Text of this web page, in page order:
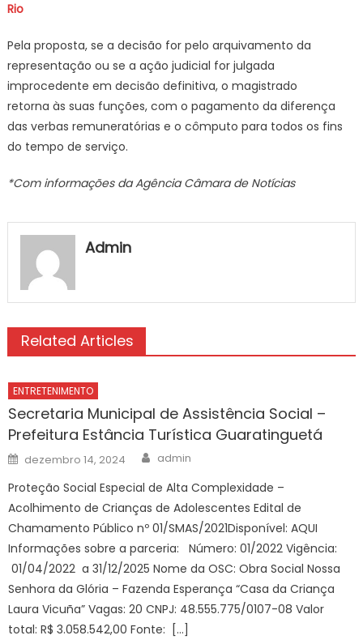
Rio
Pela proposta, se a decisão for pelo arquivamento da
representação ou se a ação judicial for julgada
improcedente em decisão definitiva, o magistrado
retorna às suas funções, com o pagamento da diferença
das verbas remuneratórias e o cômputo para todos os fins
do tempo de serviço.
*Com informações da Agência Câmara de Notícias
Admin
Related Articles
ENTRETENIMENTO
Secretaria Municipal de Assistência Social –
Prefeitura Estância Turística Guaratinguetá
Posted
on
dezembro 14, 2024 Author
admin
Proteção Social Especial de Alta Complexidade –
Acolhimento de Crianças de Adolescentes Edital de
Chamamento Público nº 01/SMAS/2021Disponível: AQUI
Informações sobre a parceria: Número: 01/2022 Vigência:
01/04/2022 a 31/12/2025 Nome da OSC: Obra Social Nossa
Senhora da Glória – Fazenda Esperança “Casa da Criança
Laura Vicuña” Vagas: 20 CNPJ: 48.555.775/0107-08 Valor
total: R$ 3.058.542,00 Fonte: […]